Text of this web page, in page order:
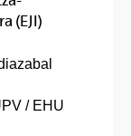
(EJI)
/ EHU